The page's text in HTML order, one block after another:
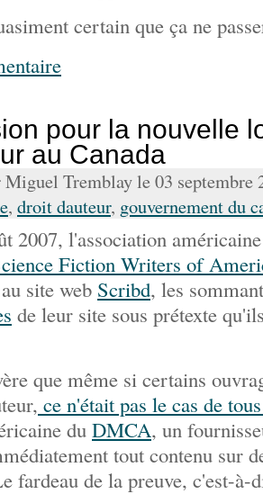
certain que ça ne
pour la nouvelle
au Canada
Tremblay le 03 septembre
, droit dauteur, gouvernement du
2007, l'association
Fiction Writers of
site web Scribd, les
de leur site sous prétexte
que même si certains
ce n'était pas le cas de
duDMCA, un
tout contenu sur
fardeau de la preuve, c'est-à-